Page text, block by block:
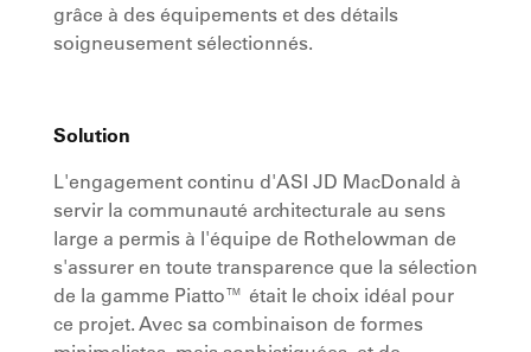
grâce à des équipements et des détails
soigneusement sélectionnés.
Solution
L'engagement continu d'ASI JD MacDonald à
servir la communauté architecturale au sens
large a permis à l'équipe de Rothelowman de
s'assurer en toute transparence que la sélection
de la gamme Piatto™ était le choix idéal pour
ce projet. Avec sa combinaison de formes